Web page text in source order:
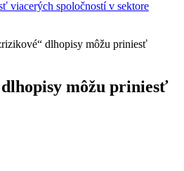
viacerých spoločností v sektore
dlhopisy môžu priniesť
môžu priniesť